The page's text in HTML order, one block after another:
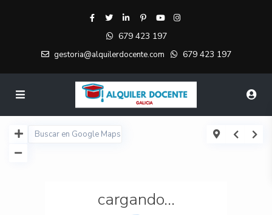
679 423 197
gestoria@alquilerdocente.com 679 423 197
cargando...